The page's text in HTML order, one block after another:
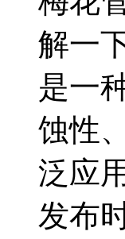
解一
是一
蚀性
泛应
发布